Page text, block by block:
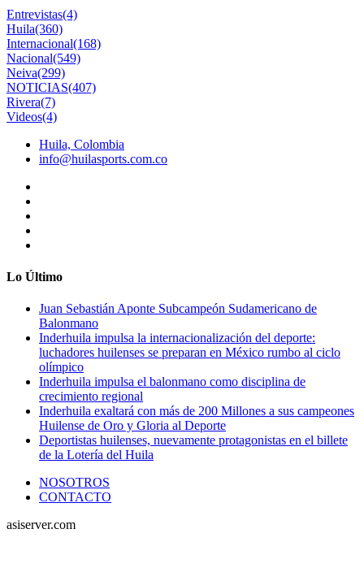
Entrevistas(4)
Huila(360)
Internacional(168)
Nacional(549)
Neiva(299)
NOTICIAS(407)
Rivera(7)
Videos(4)
Huila, Colombia
info@huilasports.com.co
Lo Último
Juan Sebastián Aponte Subcampeón Sudamericano de
Balonmano
Inderhuila impulsa la internacionalización del deporte:
luchadores huilenses se preparan en México rumbo al ciclo
olímpico
Inderhuila impulsa el balonmano como disciplina de
crecimiento regional
Inderhuila exaltará con más de 200 Millones a sus campeones
Huilense de Oro y Gloria al Deporte
Deportistas huilenses, nuevamente protagonistas en el billete
de la Lotería del Huila
NOSOTROS
CONTACTO
asiserver.com